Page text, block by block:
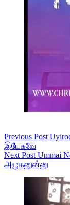
Previous Post
இயேசுவே
Next Post Ummai
அழுகனுன்னு